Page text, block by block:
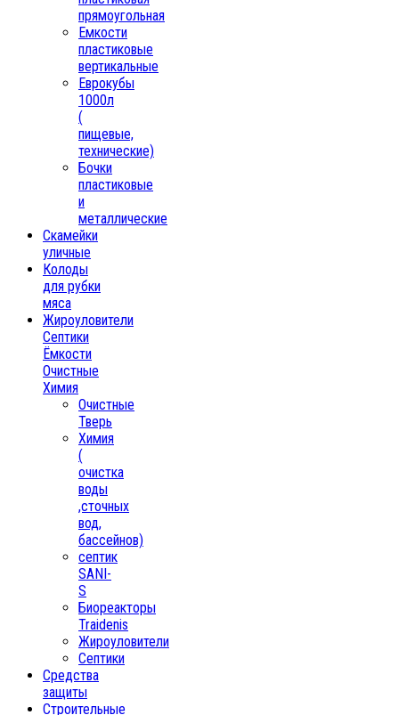
прямоугольная
Емкости
пластиковые
вертикальные
Еврокубы
1000л
(
пищевые,
технические)
Бочки
пластиковые
и
металлические
Скамейки
уличные
Колоды
для рубки
мяса
Жироуловители
Септики
Ёмкости
Очистные
Химия
Очистные
Тверь
Химия
(
очистка
воды
,сточных
вод,
бассейнов)
септик
SANI-
S
Биореакторы
Traidenis
Жироуловители
Септики
Средства
защиты
Строительные